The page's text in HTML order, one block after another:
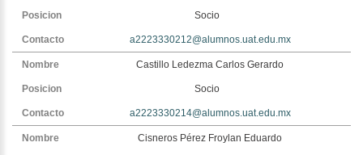
Socio
a2223330212@alumnos.uat.edu.mx
Castillo Ledezma Carlos Gerardo
Socio
a2223330214@alumnos.uat.edu.mx
Cisneros Pérez Froylan Eduardo